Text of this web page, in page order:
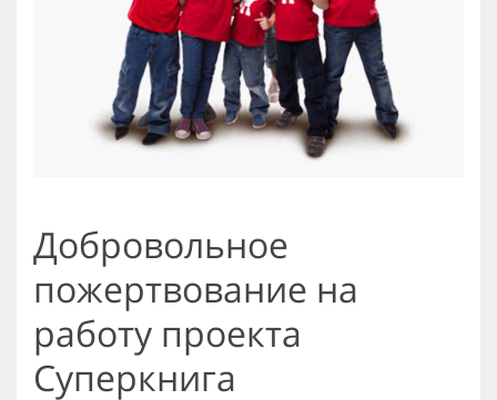
Добровольное
пожертвование на
работу проекта
Суперкнига